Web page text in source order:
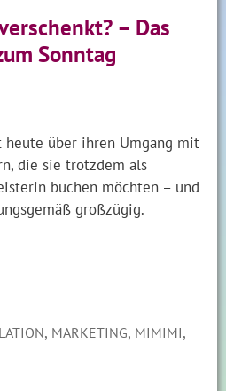
– Das
Sonntag
heute über ihren Umgang mit
die sie trotzdem als
buchen möchten – und
großzügig.
, MARKETING, MIMIMI,